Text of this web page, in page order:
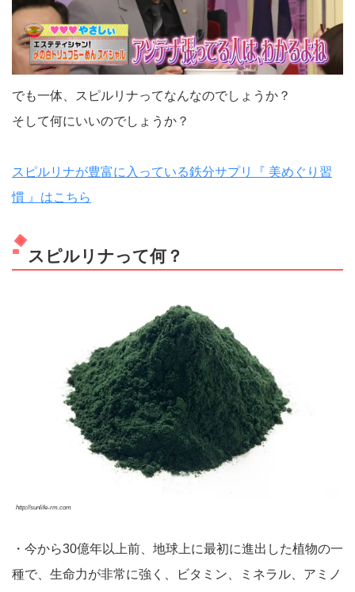
でも一体、スピルリナってなんなのでしょうか？
そして何にいいのでしょうか？
スピルリナが豊富に入っている鉄分サプリ『 美めぐり習
慣 』はこちら
スピルリナって何？
http://sunlife-rm.com
・今から30億年以上前、地球上に最初に進出した植物の一
種で、生命力が非常に強く、ビタミン、ミネラル、アミノ